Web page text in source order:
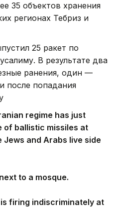
35 объектов хранения
регионах Тебриз и
25 ракет по
В результате два
ранения, один —
после попадания
regime has just
of ballistic missiles at
and Arabs live side
to a mosque.
firing indiscriminately at